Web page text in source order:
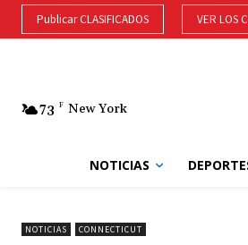
Publicar CLASIFICADOS VER LOS
73 F New York
NOTICIAS
NOTICIAS CONNECTICUT